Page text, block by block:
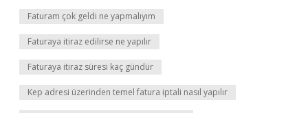
Faturam çok geldi ne yapmalıyım
Faturaya itiraz edilirse ne yapılır
Faturaya itiraz süresi kaç gündür
Kep adresi üzerinden temel fatura iptali nasıl yapılır